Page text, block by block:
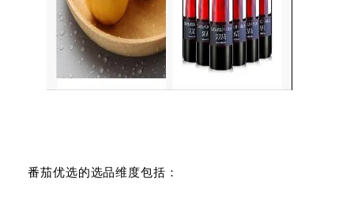
番茄优选的选品维度包括：